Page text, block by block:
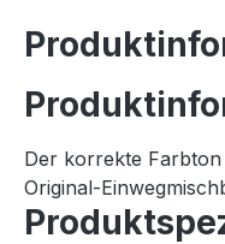
Der korrekte Farbton
Original-